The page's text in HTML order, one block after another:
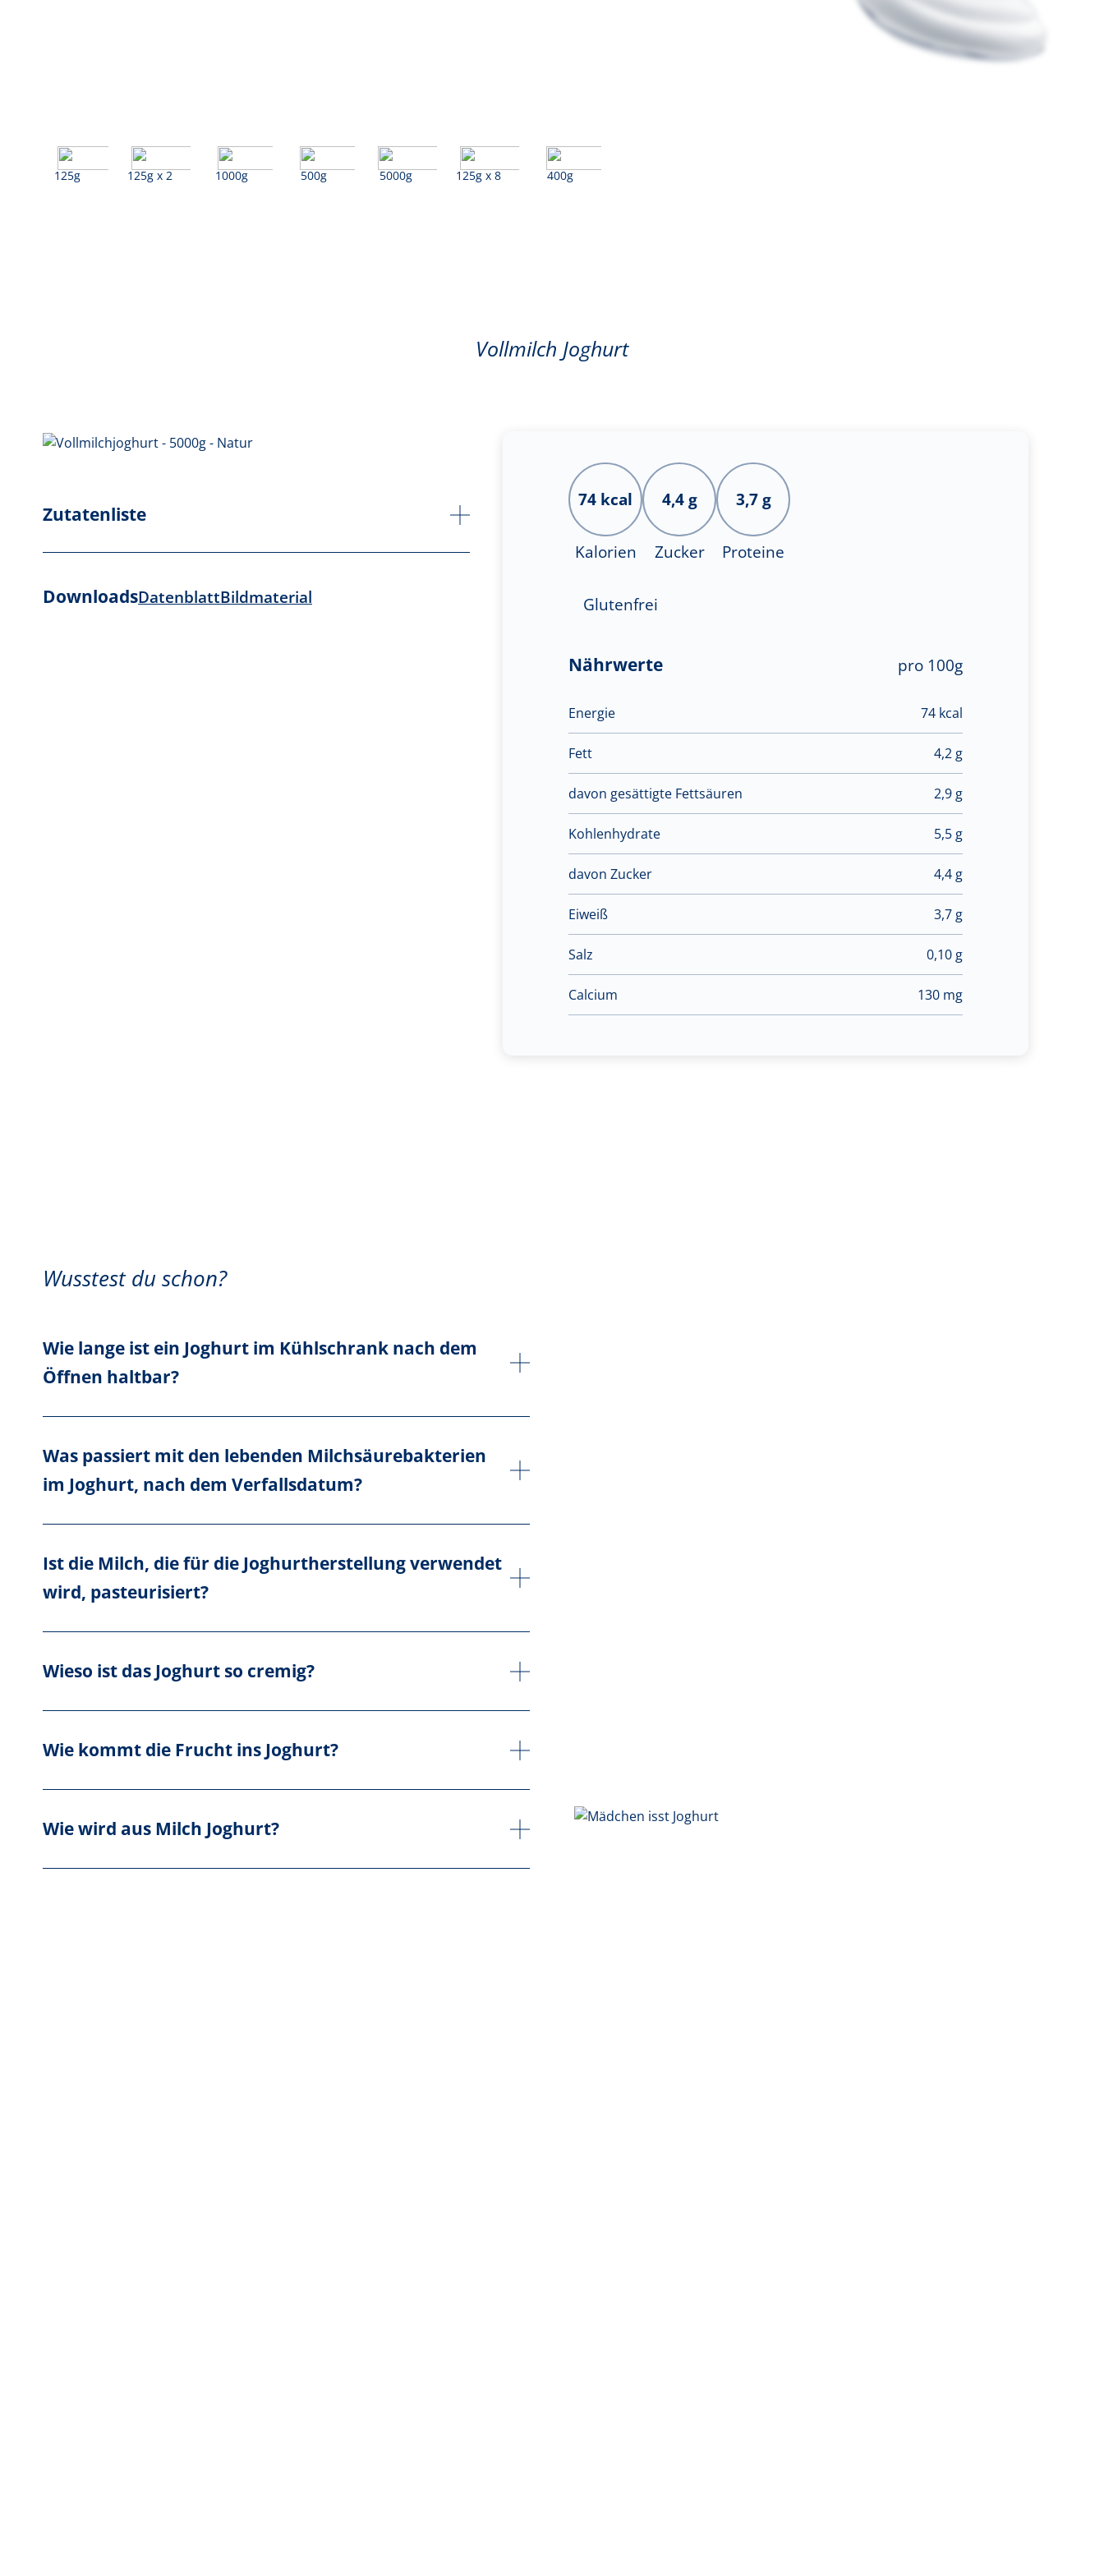
125g 125g x 2 1000g 500g 5000g 125g x 8 400g
Vollmilch Joghurt
Zutatenliste
DownloadsDatenblattBildmaterial
74 kcal
Kalorien
4,4 g
Zucker
3,7 g
Proteine
Glutenfrei
Nährwerte pro 100g
Energie 74 kcal
Fett 4,2 g
davon gesättigte Fettsäuren 2,9 g
Kohlenhydrate 5,5 g
davon Zucker 4,4 g
Eiweiß 3,7 g
Salz 0,10 g
Calcium 130 mg
Wusstest du schon?
Wie lange ist ein Joghurt im Kühlschrank nach dem
Öffnen haltbar?
Was passiert mit den lebenden Milchsäurebakterien
im Joghurt, nach dem Verfallsdatum?
Ist die Milch, die für die Joghurtherstellung verwendet
wird, pasteurisiert?
Wieso ist das Joghurt so cremig?
Wie kommt die Frucht ins Joghurt?
Wie wird aus Milch Joghurt?